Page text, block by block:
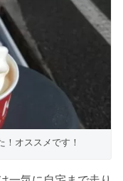
！オススメです！